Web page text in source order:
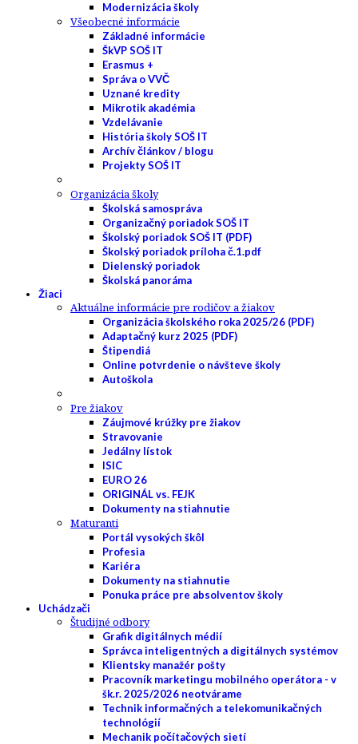
Modernizácia školy
Všeobecné informácie
Základné informácie
ŠkVP SOŠ IT
Erasmus +
Správa o VVČ
Uznané kredity
Mikrotik akadémia
Vzdelávanie
História školy SOŠ IT
Archív článkov / blogu
Projekty SOŠ IT
Organizácia školy
Školská samospráva
Organizačný poriadok SOŠ IT
Školský poriadok SOŠ IT (PDF)
Školský poriadok príloha č.1.pdf
Dielenský poriadok
Školská panoráma
Žiaci
Aktuálne informácie pre rodičov a žiakov
Organizácia školského roka 2025/26 (PDF)
Adaptačný kurz 2025 (PDF)
Štipendiá
Online potvrdenie o návšteve školy
Autoškola
Pre žiakov
Záujmové krúžky pre žiakov
Stravovanie
Jedálny lístok
ISIC
EURO 26
ORIGINÁL vs. FEJK
Dokumenty na stiahnutie
Maturanti
Portál vysokých škôl
Profesia
Kariéra
Dokumenty na stiahnutie
Ponuka práce pre absolventov školy
Uchádzači
Študijné odbory
Grafik digitálnych médií
Správca inteligentných a digitálnych systémov
Klientsky manažér pošty
Pracovník marketingu mobilného operátora - v
šk.r. 2025/2026 neotvárame
Technik informačných a telekomunikačných
technológií
Mechanik počítačových sietí